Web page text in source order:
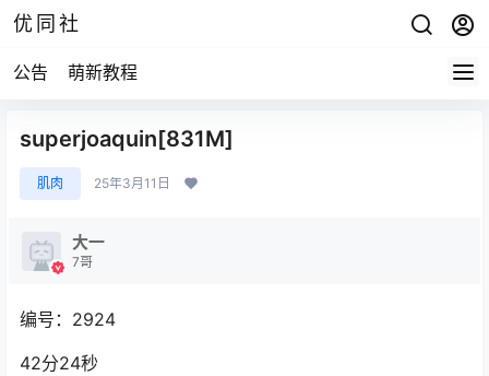
优同社
公告 萌新教程
superjoaquin[831M]
肌肉 25年3月11日
大一
7哥
编号：2924
42分24秒